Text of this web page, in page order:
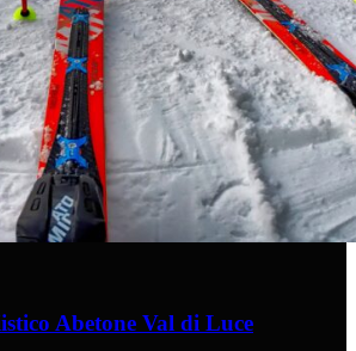
Abetone Val di Luce